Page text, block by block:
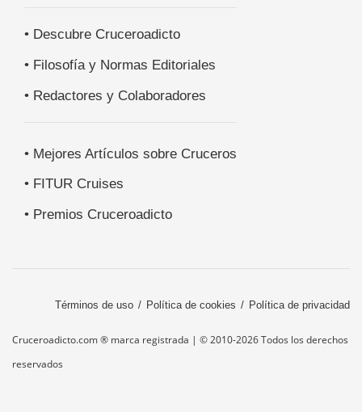
• Descubre Cruceroadicto
• Filosofía y Normas Editoriales
• Redactores y Colaboradores
• Mejores Artículos sobre Cruceros
• FITUR Cruises
• Premios Cruceroadicto
Términos de uso Política de cookies Política de privacidad
Cruceroadicto.com ® marca registrada | © 2010-2026 Todos los derechos
reservados